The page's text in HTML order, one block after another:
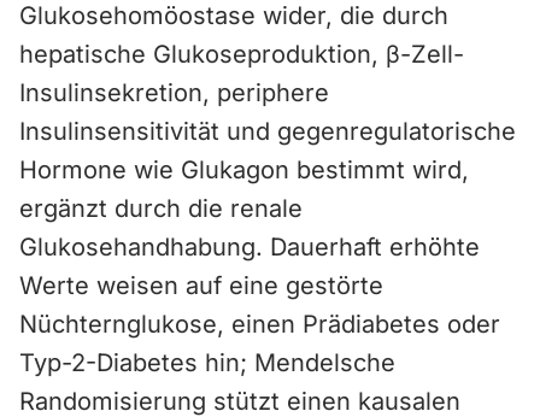
Glukosehomöostase wider, die durch
hepatische Glukoseproduktion, β-Zell-
Insulinsekretion, periphere
Insulinsensitivität und gegenregulatorische
Hormone wie Glukagon bestimmt wird,
ergänzt durch die renale
Glukosehandhabung. Dauerhaft erhöhte
Werte weisen auf eine gestörte
Nüchternglukose, einen Prädiabetes oder
Typ-2-Diabetes hin; Mendelsche
Randomisierung stützt einen kausalen